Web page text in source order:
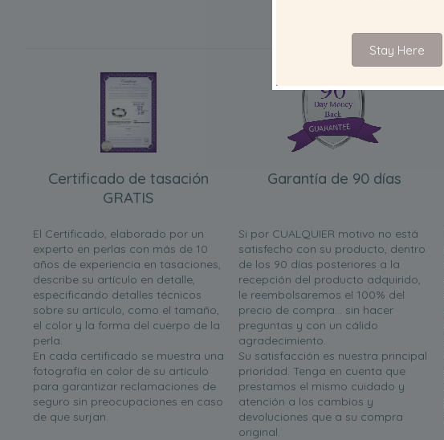
Certificado de tasación
GRATIS
El Certificado, elaborado por un
experto en perlas con más de 10
años de experiencia en tasaciones,
describe su artículo en detalle,
especificando detalles técnicos
sobre su artículo, como el tamaño,
el color y la forma del cuerpo de la
perla.
En cada certificado se muestra una
fotografía en color de su artículo
para garantizar reclamaciones de
seguro sin preocupaciones en caso
de que surjan.
Garantía de 90 días
Si por CUALQUIER motivo no está
satisfecho con su producto, dentro
de los 90 días posteriores a la
recepción del producto adquirido,
le reembolsaremos el 100% del
precio de compra... sin hacer
preguntas y con un cálido
agradecimiento.
Su satisfacción es nuestra principal
prioridad. Tenga en cuenta que
prestamos el mismo cuidado y
atención a los cambios y
devoluciones que a su compra
original.
Stay Here